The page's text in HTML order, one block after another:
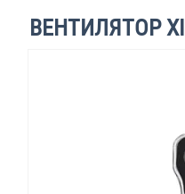
ВЕНТИЛЯТОР